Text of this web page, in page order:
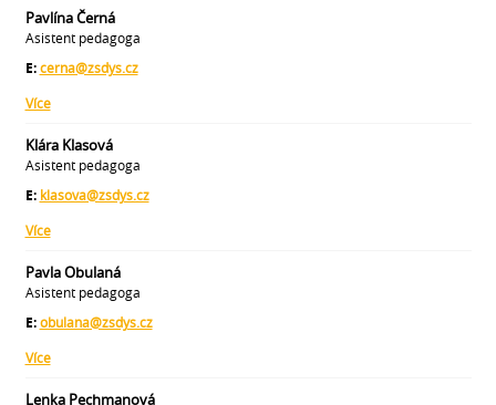
Pavlína Černá
Asistent pedagoga
E:cerna@zsdys.cz
Více
Klára Klasová
Asistent pedagoga
E: klasova@zsdys.cz
Více
Pavla Obulaná
Asistent pedagoga
E:obulana@zsdys.cz
Více
Lenka Pechmanová